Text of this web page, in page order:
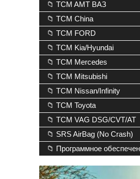
📁 TCM AMT ВАЗ
📁 TCM China
📁 TCM FORD
📁 TCM Kia/Hyundai
📁 TCM Mercedes
📁 TCM Mitsubishi
📁 TCM Nissan/Infinity
📁 TCM Toyota
📁 TCM VAG DSG/CVT/AT
📁 SRS AirBag (No Crash)
📁 Программное